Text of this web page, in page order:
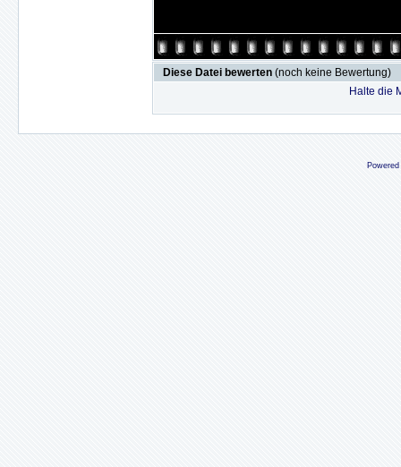
Diese Datei bewerten (noch keine Bewertung)
Halte die